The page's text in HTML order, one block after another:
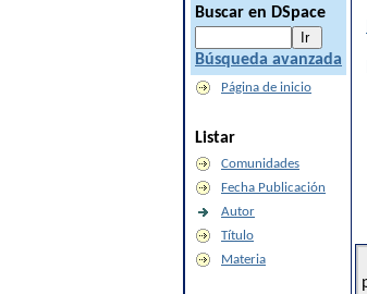
Buscar en DSpace
Búsqueda avanzada
Página de inicio
Listar
Comunidades
Fecha Publicación
Autor
Título
Materia